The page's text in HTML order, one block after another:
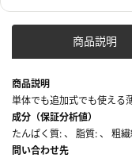
商品説明
商品説明
単体でも追加式でも使える
成分（保証分析値）
たんぱく質: 、 脂質: 、 粗
問い合わせ先